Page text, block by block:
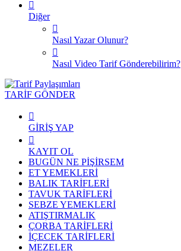
Diğer
Nasıl Yazar Olunur?
Nasıl Video Tarif Gönderebilirim?
TARİF GÖNDER
GİRİŞ YAP
KAYIT OL
BUGÜN NE PİŞİRSEM
ET YEMEKLERİ
BALIK TARİFLERİ
TAVUK TARİFLERİ
SEBZE YEMEKLERİ
ATIŞTIRMALIK
ÇORBA TARİFLERİ
İÇECEK TARİFLERİ
MEZELER